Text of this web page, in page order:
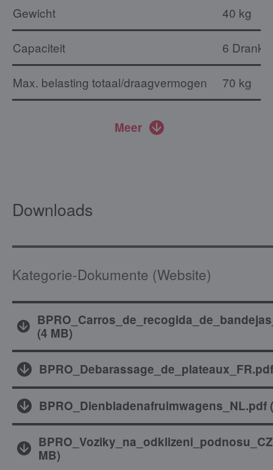
Gewicht 40 kg
Capaciteit 6
Max. belasting totaal/draagvermogen 70 kg
Meer
Downloads
Kategorie-Dokumente (Website)
(4 MB)
BPRO_Debarassage_de_plateaux_FR.pdf
BPRO_Dienbladenafruimwagens_NL.pdf (
MB)